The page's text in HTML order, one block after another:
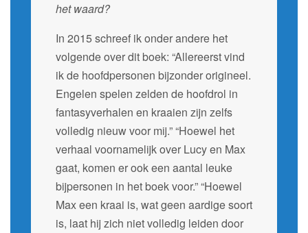
het waard?
In 2015 schreef ik onder andere het
volgende over dit boek: “Allereerst vind
ik de hoofdpersonen bijzonder origineel.
Engelen spelen zelden de hoofdrol in
fantasyverhalen en kraaien zijn zelfs
volledig nieuw voor mij.” “Hoewel het
verhaal voornamelijk over Lucy en Max
gaat, komen er ook een aantal leuke
bijpersonen in het boek voor.” “Hoewel
Max een kraai is, wat geen aardige soort
is, laat hij zich niet volledig leiden door